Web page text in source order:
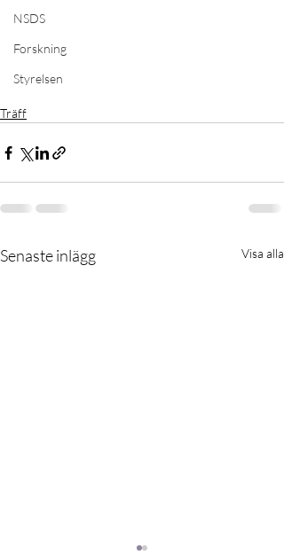
NSDS
Forskning
Styrelsen
Träff
Senaste inlägg Visa alla